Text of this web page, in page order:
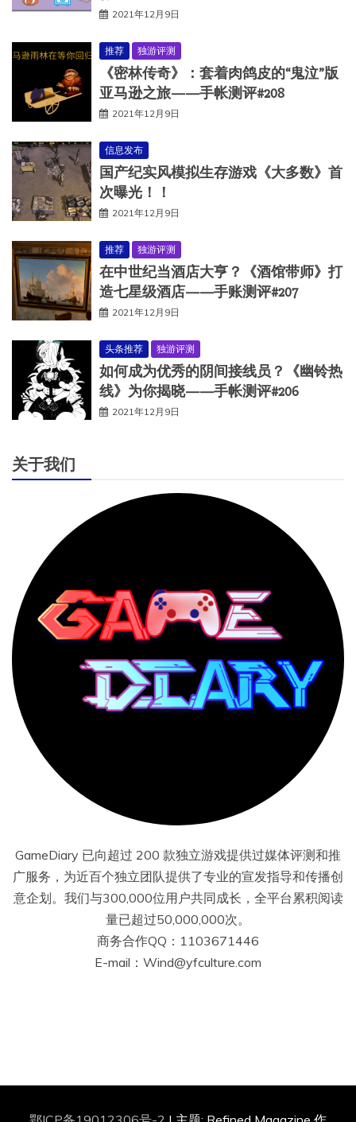
2021年12月9日
推荐 独游评测
《密林传奇》：套着肉鸽皮的“鬼泣”版
亚马逊之旅——手帐测评#208
2021年12月9日
信息发布
国产纪实风模拟生存游戏《大多数》首
次曝光！！
2021年12月9日
推荐 独游评测
在中世纪当酒店大亨？《酒馆带师》打
造七星级酒店——手账测评#207
2021年12月9日
头条推荐 独游评测
如何成为优秀的阴间接线员？《幽铃热
线》为你揭晓——手帐测评#206
2021年12月9日
关于我们
GameDiary 已向超过 200 款独立游戏提供过媒体评测和推
广服务，为近百个独立团队提供了专业的宣发指导和传播创
意企划。我们与300,000位用户共同成长，全平台累积阅读
量已超过50,000,000次。
商务合作QQ：1103671446
E-mail：Wind@yfculture.com